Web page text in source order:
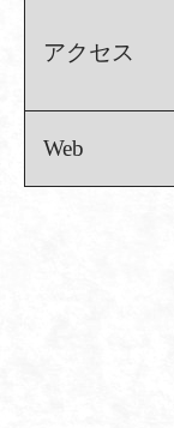
アクセス
Web